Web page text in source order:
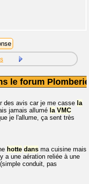
le forum Plomberie
des avis car je me casse la
jamais allumé la VMC
je l'allume, ça sent très
hotte dans ma cuisine mais
a une aération reliée à une
conduit, pas